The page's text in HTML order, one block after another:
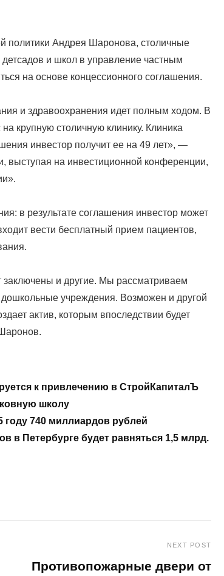
политики Андрея Шаронова, столичные
детсадов и школ в управление частным
на основе концессионного соглашения.
и здравоохранения идет полным ходом. В
крупную столичную клинику. Клиника
инвестор получит ее на 49 лет», —
выступая на инвестиционной конференции,
в результате соглашения инвестор может
вести бесплатный прием пациентов,
заключены и другие. Мы рассматриваем
дошкольные учреждения. Возможен и другой
актив, которым впоследствии будет
к привлечению в СтройКапиталЪ
школу
году 740 миллиардов рублей
в Петербурге будет равняться 1,5 млрд.
NEXT POST
Противопожарные двери от